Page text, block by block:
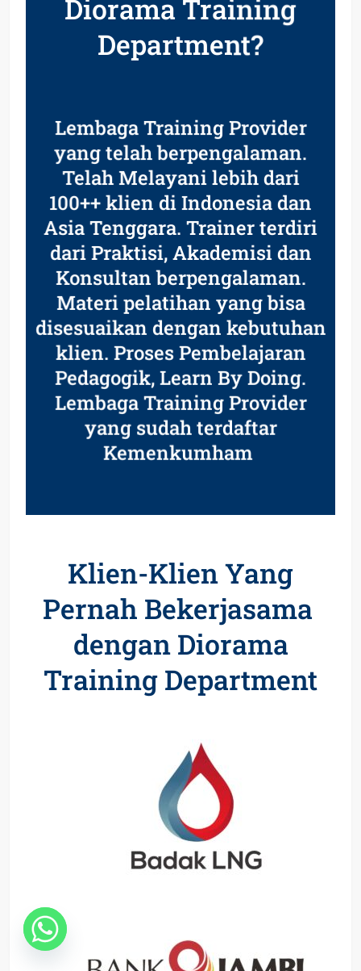
Diorama Training
Department?
Lembaga Training Provider
yang telah berpengalaman.
Telah Melayani lebih dari
100++ klien di Indonesia dan
Asia Tenggara. Trainer terdiri
dari Praktisi, Akademisi dan
Konsultan berpengalaman.
Materi pelatihan yang bisa
disesuaikan dengan kebutuhan
klien. Proses Pembelajaran
Pedagogik, Learn By Doing.
Lembaga Training Provider
yang sudah terdaftar
Kemenkumham
Klien-Klien Yang
Pernah Bekerjasama
dengan Diorama
Training Department